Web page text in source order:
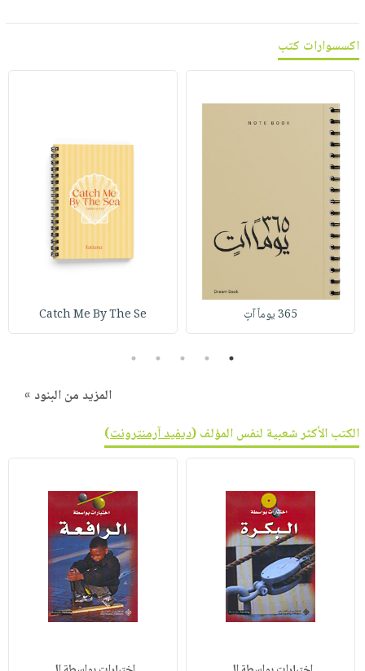
اكسسوارات كتب
365 يوماً آتٍ Catch Me By The Se
1
2
3
4
5
المزيد من البنود »
الكتب الأكثر شعبية لنفس المؤلف (ديفيد آرمنترونت)